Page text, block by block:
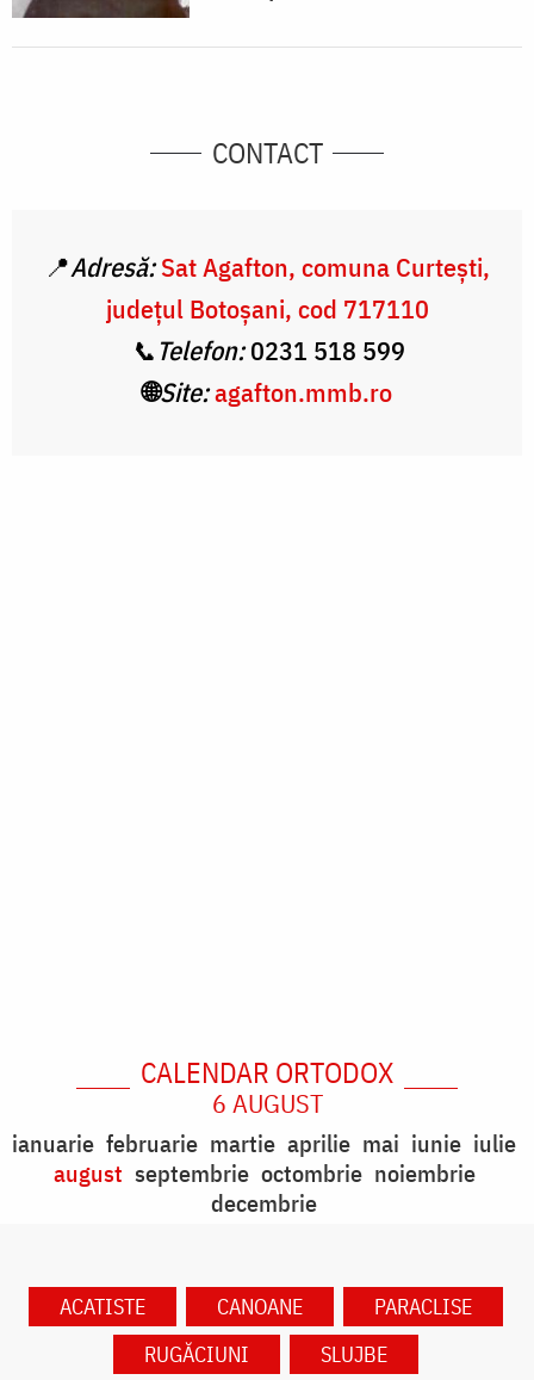
CONTACT
📍Adresă:Sat Agafton, comuna Curtești,
județul Botoșani, cod 717110
📞Telefon:0231 518 599
🌐Site:agafton.mmb.ro
CALENDAR ORTODOX
6 AUGUST
ianuarie februarie martie aprilie mai iunie iulie
august septembrie octombrie noiembrie
decembrie
ACATISTE CANOANE
PARACLISE
RUGĂCIUNI
SLUJBE